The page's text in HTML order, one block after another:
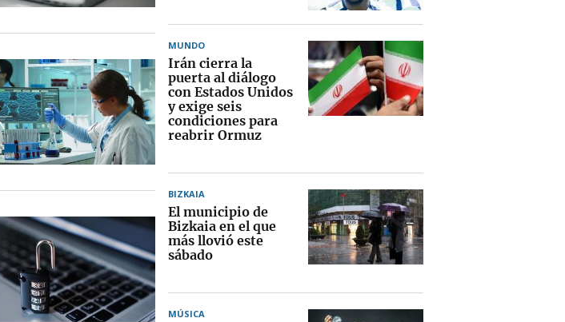
MUNDO
Irán cierra la
puerta al diálogo
con Estados Unidos
y exige seis
condiciones para
reabrir Ormuz
BIZKAIA
El municipio de
Bizkaia en el que
más llovió este
sábado
MÚSICA